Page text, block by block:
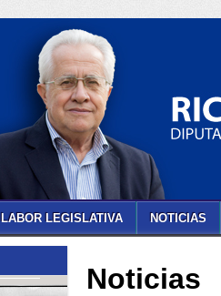
LABOR LEGISLATIVA NOTICIAS
Noticias